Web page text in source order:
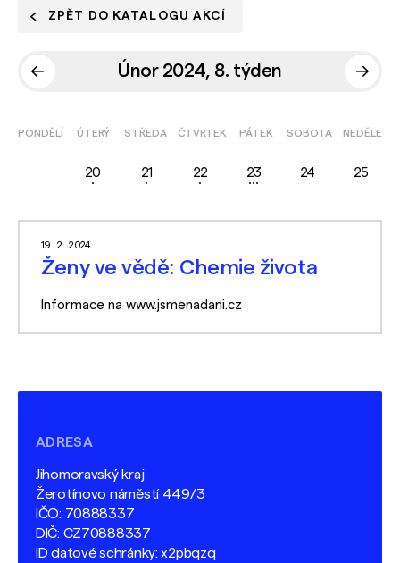
ZPĚT DO KATALOGU AKCÍ
Únor 2024, 8. týden
PONDĚLÍ ÚTERÝ STŘEDA ČTVRTEK PÁTEK SOBOTA NEDĚLE
20 21 22 23 24 25
19. 2. 2024
Ženy ve vědě: Chemie života
Informace na www.jsmenadani.cz
ADRESA
Jihomoravský kraj
Žerotínovo náměstí 449/3
IČO: 70888337
DIČ: CZ70888337
ID datové schránky: x2pbqzq